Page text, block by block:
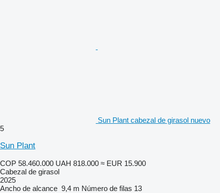
Sun Plant cabezal de girasol nuevo
5
Sun Plant
COP 58.460.000 UAH 818.000 ≈ EUR 15.900
Cabezal de girasol
2025
Ancho de alcance 9,4 m Número de filas 13